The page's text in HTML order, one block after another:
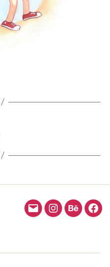
CorreoInstagram
Behance